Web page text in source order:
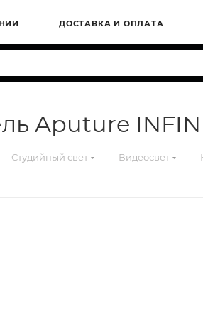
ДОСТАВКА И ОПЛАТА
Aputure
Студийный свет — Видеосвет —